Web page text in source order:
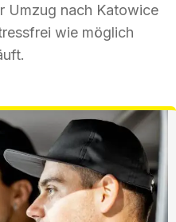
Umzug nach Katowice
wie möglich